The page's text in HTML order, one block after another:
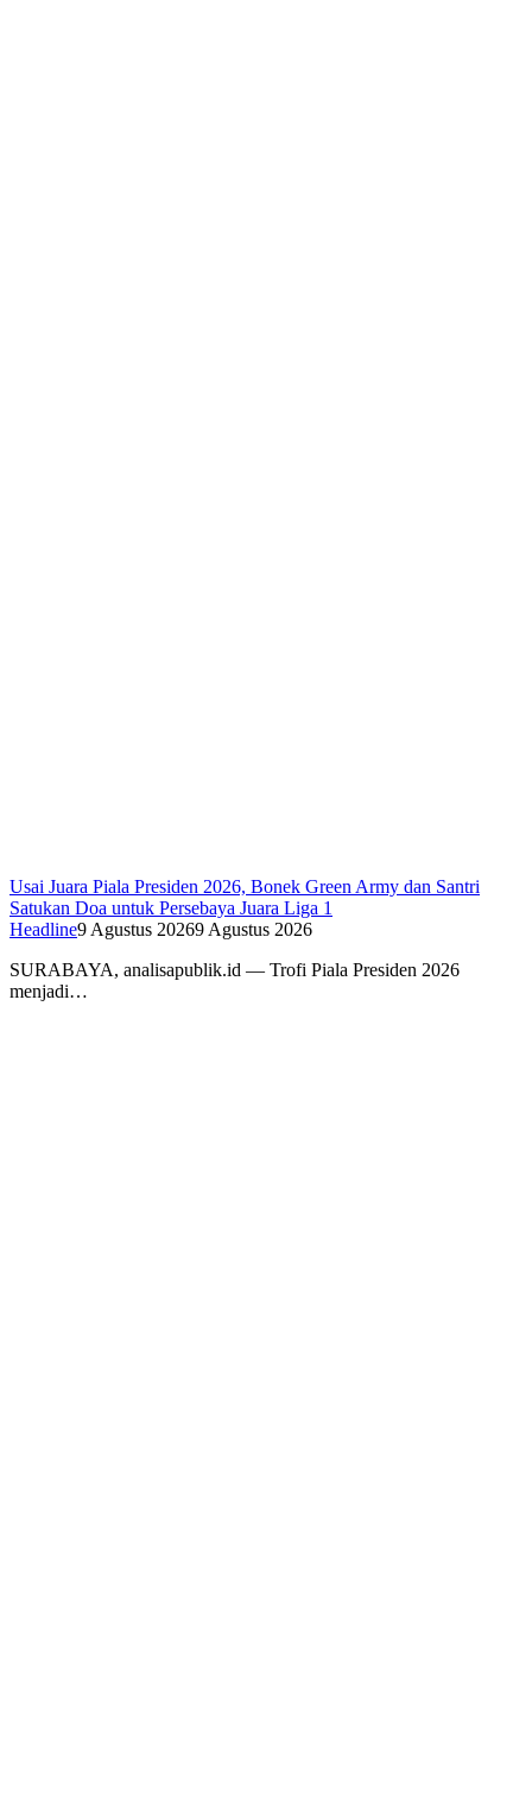
Usai Juara Piala Presiden 2026, Bonek Green Army dan Santri
Satukan Doa untuk Persebaya Juara Liga 1
Headline9 Agustus 20269 Agustus 2026
SURABAYA, analisapublik.id — Trofi Piala Presiden 2026
menjadi…